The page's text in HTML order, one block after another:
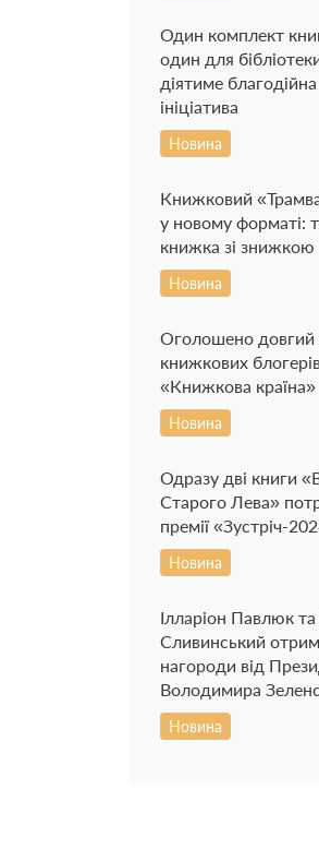
Один комплект
один для
діятиме
ініціатива
Новина
Книжковий
у новому форматі:
книжка зі знижкою
Новина
Оголошено довгий
книжкових
«Книжкова країна»
Новина
Одразу дві книги
Старого Лева»
премії «Зустріч-
Новина
Ілларіон Павлюк
Сливинський
нагороди від
Володимира
Новина